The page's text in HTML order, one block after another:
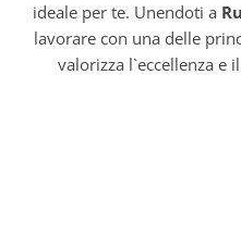
ideale per te. Unendoti a
lavorare con una delle
valorizza l`eccellenza e